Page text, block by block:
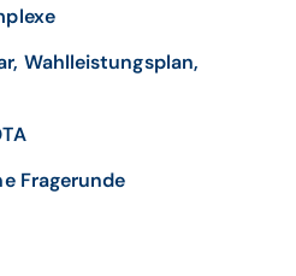
Wahlleistungsplan,
Fragerunde